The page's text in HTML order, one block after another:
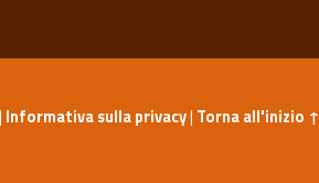
| Informativa sulla privacy| Torna all'inizio ↑